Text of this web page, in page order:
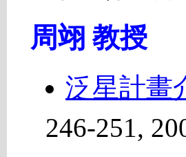
周翊 教授
泛星計畫
246-251,